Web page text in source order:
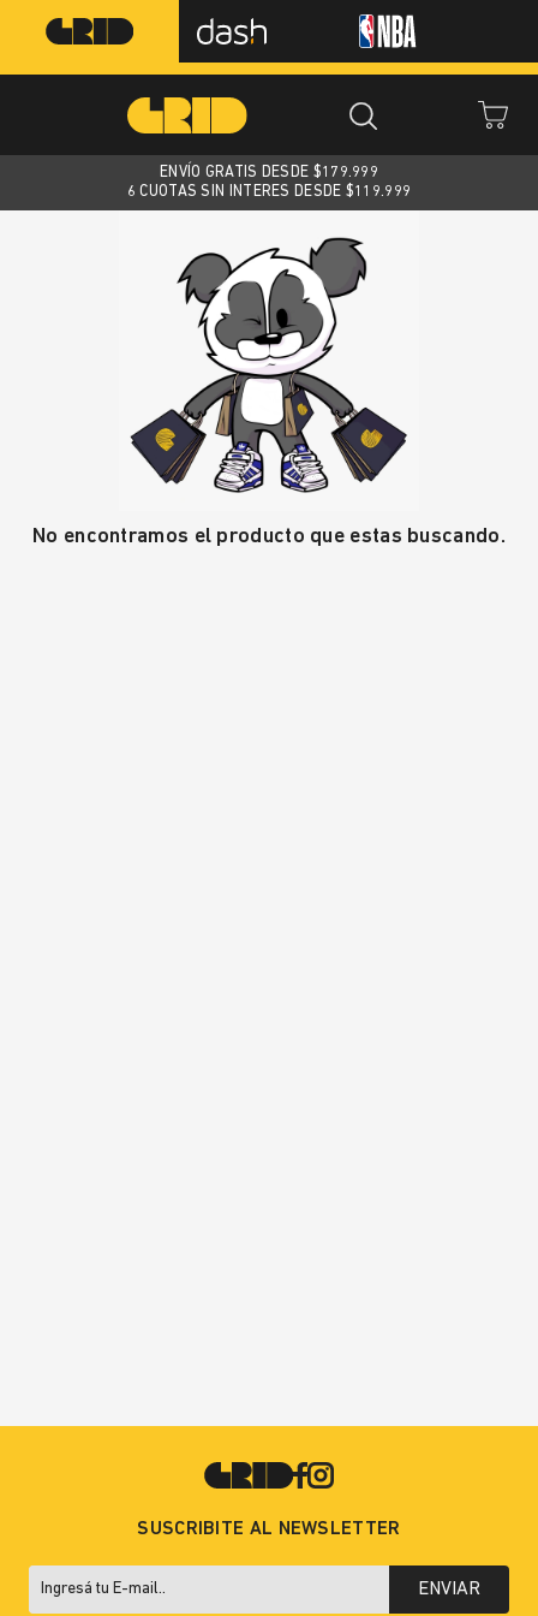
ENVÍO GRATIS DESDE $179.999
6 CUOTAS SIN INTERES DESDE $119.999
No encontramos el producto que estas buscando.
SUSCRIBITE AL NEWSLETTER
ENVIAR